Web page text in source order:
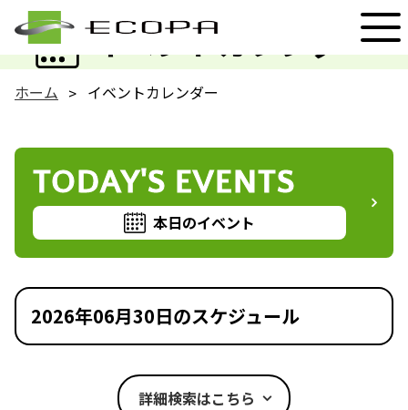
イベントカレンダー
EVENT
ホーム イベントカレンダー
TODAY'S EVENTS
本日のイベント
2026年06月30日のスケジュール
詳細検索はこちら